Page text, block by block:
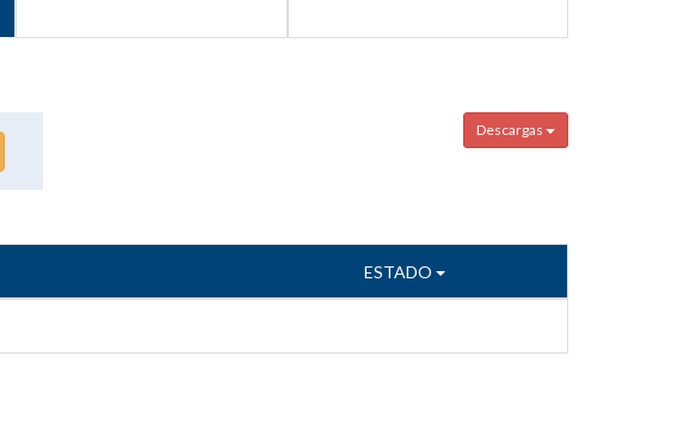
Descargas
ESTADO